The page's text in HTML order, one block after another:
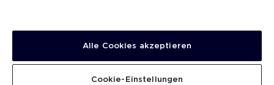
COOKIES
DATENSCHUTZ-BESTIMMUNGEN
Alle Cookies akzeptieren
Cookie-Einstellungen